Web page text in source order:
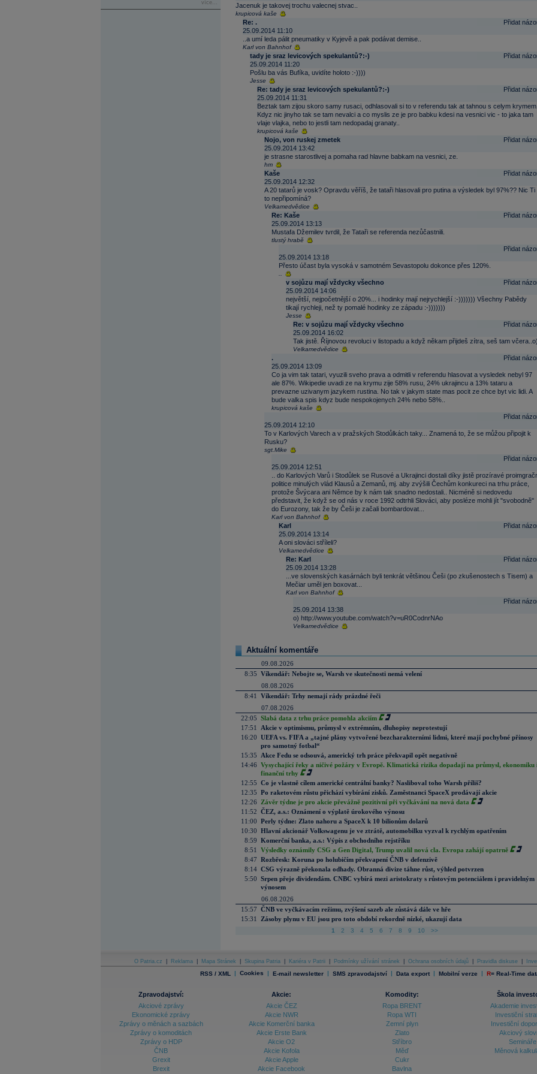
více...
Jacenuk je takovej trochu valecnej stvac..
krupicová kaše
Přidat
Re: .
25.09.2014 11:10
..a umí leda pálit pneumatiky v Kyjevě a pak podávat demise..
Karl von Bahnhof
Přidat
tady je sraz levicových spekulantů?:-)
25.09.2014 11:20
Pošlu ba vás Bufíka, uvidíte holoto :-))))
Jesse
Přidat
Re: tady je sraz levicových spekulantů?:-)
25.09.2014 11:31
Beztak tam zijou skoro samy rusaci, odhlasovali si to v referendu tak at tahnou s celym krymem..
Kdyz nic jinyho tak se tam nevalci a co myslis ze je pro babku kdesi na vesnici vic - to jaka tam
vlaje vlajka, nebo to jestli tam nedopadaj granaty..
krupicová kaše
Přidat
Nojo, von ruskej zmetek
25.09.2014 13:42
je strasne starostlivej a pomaha rad hlavne babkam na vesnici, ze.
hm
Přidat
Kaše
25.09.2014 12:32
A 20 tatarů je vosk? Opravdu věříš, že tataři hlasovali pro putina a výsledek byl 97%?? Nic Ti
to nepřipomíná?
Velkamedvědice
Přidat
Re: Kaše
25.09.2014 13:13
Mustafa Džemilev tvrdil, že Tataři se referenda nezůčastnili.
tlustý hrabě
Přidat
25.09.2014 13:18
Přesto účast byla vysoká v samotném Sevastopolu dokonce přes 120%.
Přidat
v sojůzu mají vždycky všechno
25.09.2014 14:06
největší, nejpočetnější o 20%... i hodinky mají nejrychlejší :-))))))) Všechny Pabědy
tikají rychleji, než ty pomalé hodinky ze západu :-)))))))
Jesse
Přidat
Re: v sojůzu mají vždycky všechno
25.09.2014 16:02
Tak jistě. Říjnovou revoluci v listopadu a když někam přijdeš zítra, seš tam
Velkamedvědice
Přidat
.
25.09.2014 13:09
Co ja vim tak tatari, vyuzili sveho prava a odmitli v referendu hlasovat a vysledek nebyl 97
ale 87%. Wikipedie uvadi ze na krymu zije 58% rusu, 24% ukrajincu a 13% tataru a
prevazne uzivanym jazykem rustina. No tak v jakym state mas pocit ze chce byt vic lidi. A
bude valka spis kdyz bude nespokojenych 24% nebo 58%..
krupicová kaše
Přidat
25.09.2014 12:10
To v Karlových Varech a v pražských Stodůlkách taky... Znamená to, že se můžou připojit k
Rusku?
sgt.Mike
Přidat
25.09.2014 12:51
.. do Karlových Varů i Stodůlek se Rusové a Ukrajinci dostali díky jistě prozíravé
politice minulých vlád Klausů a Zemanů, mj. aby zvýšili Čechům konkureci na trhu práce,
protože Švýcara ani Němce by k nám tak snadno nedostali.. Nicméně si nedovedu
představit, že když se od nás v roce 1992 odtrhli Slováci, aby posléze mohli jít "svobodně"
do Eurozony, tak že by Češi je začali bombardovat...
Karl von Bahnhof
Přidat
Karl
25.09.2014 13:14
A oni slováci stříleli?
Velkamedvědice
Přidat
Re: Karl
25.09.2014 13:28
...ve slovenských kasárnách byli tenkrát většinou Češi (po zkušenostech s Tisem) a
Mečiar uměl jen boxovat...
Karl von Bahnhof
Přidat
25.09.2014 13:38
o) http://www.youtube.com/watch?v=uR0CodnrNAo
Velkamedvědice
Aktuální komentáře
09.08.2026
8:35 Víkendář: Nebojte se, Warsh ve skutečnosti nemá velení
08.08.2026
8:41
Víkendář: Trhy nemají rády prázdné řeči
07.08.2026
22:05 Slabá data z trhu práce pomohla akciím
17:51
Akcie v optimismu, průmysl v extrémním, dluhopisy neprotestují
16:20 UEFA vs. FIFA a „tajné plány vytvořené bezcharakterními lidmi, které mají pochybné přínosy
pro samotný fotbal“
15:35
Akce Fedu se odsouvá, americký trh práce překvapil opět negativně
14:46 Vysychající řeky a ničivé požáry v Evropě. Klimatická rizika dopadají na průmysl, ekonomiku
finanční trhy
12:55 Co je vlastně cílem americké centrální banky? Nasliboval toho Warsh příliš?
12:35 Po raketovém růstu přichází vybírání zisků. Zaměstnanci SpaceX prodávají akcie
12:26
Závěr týdne je pro akcie převážně pozitivní při vyčkávání na nová data
11:52 ČEZ, a.s.: Oznámení o výplatě úrokového výnosu
11:00 Perly týdne: Zlato nahoru a SpaceX k 10 bilionům dolarů
10:30 Hlavní akcionář Volkswagenu je ve ztrátě, automobilku vyzval k rychlým opatřením
8:59 Komerční banka, a.s.: Výpis z obchodního rejstříku
8:51
Výsledky oznámily CSG a Gen Digital, Trump uvalil nová cla. Evropa zahájí opatrně
8:47 Rozbřesk: Koruna po holubičím překvapení ČNB v defenzivě
8:14 CSG výrazně překonala odhady. Obranná divize táhne růst, výhled potvrzen
5:50 Srpen přeje dividendám. CNBC vybírá mezi aristokraty s růstovým potenciálem i pravidelným
výnosem
06.08.2026
15:57 ČNB ve vyčkávacím režimu, zvýšení sazeb ale zůstává dále ve hře
15:31
Zásoby plynu v EU jsou pro toto období rekordně nízké, ukazují data
1 2 3 4 5 6 7 8 9 10 >>
O Patria.cz Reklama Mapa Stránek Skupina Patria Kariéra v Patrii Podmínky užívání stránek Ochrana osobních údajů Pravidla diskuse
RSS / XML | Cookies | E-mail newsletter | SMS zpravodajství | Data export | Mobilní verze | R= Real-Time
Zpravodajství:
Akciové zprávy
Ekonomické zprávy
Zprávy o měnách a sazbách
Zprávy o komoditách
Zprávy o HDP
ČNB
Grexit
Brexit
Akcie:
Akcie ČEZ
Akcie NWR
Akcie Komerční banka
Akcie Erste Bank
Akcie O2
Akcie Kofola
Akcie Apple
Akcie Facebook
Komodity:
Ropa BRENT
Ropa WTI
Zemní plyn
Zlato
Stříbro
Měď
Cukr
Bavlna
Škola
Akademie
Investiční
Investiční
Akciový
Semináře
Měnová